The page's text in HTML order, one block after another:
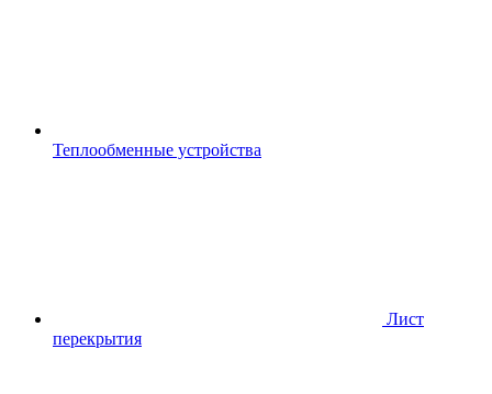
Теплообменные устройства
Лист
перекрытия